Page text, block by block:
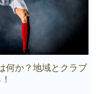
何か？地域とクラブ